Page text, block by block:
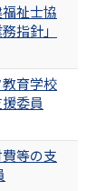
福祉士協
指針」
育学校
委員
等の支